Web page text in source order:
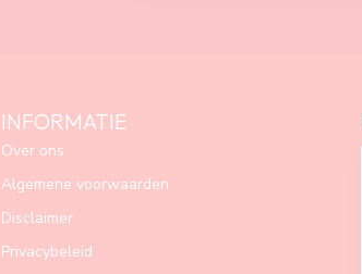
INFORMATIE
Over ons
Algemene voorwaarden
Disclaimer
Privacybeleid